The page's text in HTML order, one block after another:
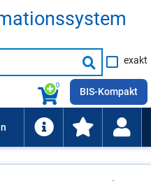
Suche
starten
exakt
0
BIS-Kompakt